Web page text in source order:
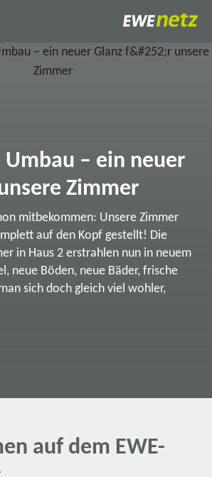
Umbau – ein neuer
Zimmer
mitbekommen: Unsere Zimmer
auf den Kopf gestellt! Die
in Haus 2 erstrahlen nun in neuem
neue Böden, neue Bäder, frische
sich doch gleich viel wohler,
auf dem EWE-